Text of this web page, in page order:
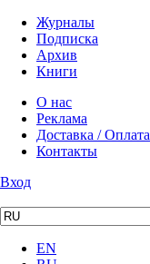
Журналы
Подписка
Архив
Книги
О нас
Реклама
Доставка / Оплата
Контакты
Вход
EN